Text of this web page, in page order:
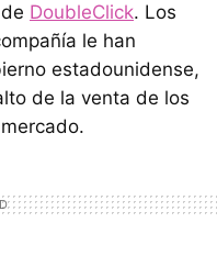
DoubleClick. Los
le han
estadounidense,
de la venta de los